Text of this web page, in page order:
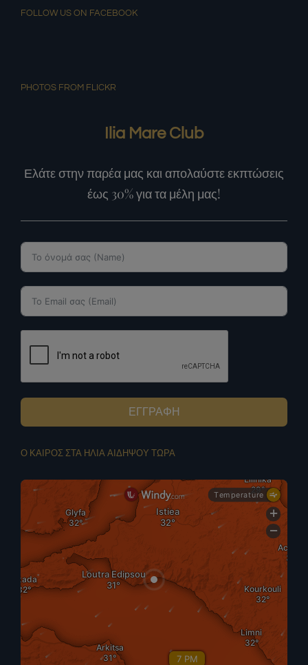
FOLLOW US ON FACEBOOK
PHOTOS FROM FLICKR
Ilia Mare Club
Ελάτε στην παρέα μας και απολαύστε εκπτώσεις
έως 30% για τα μέλη μας!
ΕΓΓΡΑΦΗ
Ο ΚΑΙΡΟΣ ΣΤΑ ΗΛΙΑ ΑΙΔΗΨΟΥ ΤΩΡΑ